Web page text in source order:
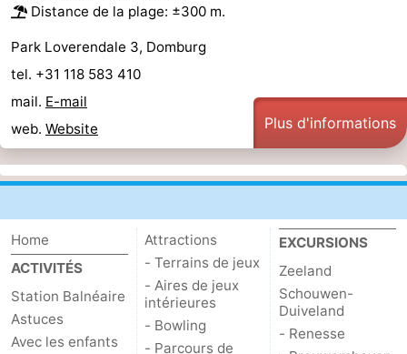
Distance de la plage: ±300 m.
Park Loverendale 3, Domburg
tel. +31 118 583 410
mail. E-mail
web. Website Plus d'informations
Home
ACTIVITÉS
Station Balnéaire
Astuces
Avec les enfants
Attractions
- Terrains de jeux
- Aires de jeux
intérieures
- Bowling
- Parcours de
EXCURSIONS
Zeeland
Schouwen-
Duiveland
- Renesse